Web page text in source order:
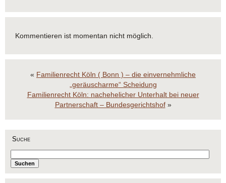
Suche
Kommentieren ist momentan nicht möglich.
« Familienrecht Köln ( Bonn ) – die einvernehmliche
„geräuscharme“ Scheidung
Familienrecht Köln: nachehelicher Unterhalt bei neuer
Partnerschaft – Bundesgerichtshof»